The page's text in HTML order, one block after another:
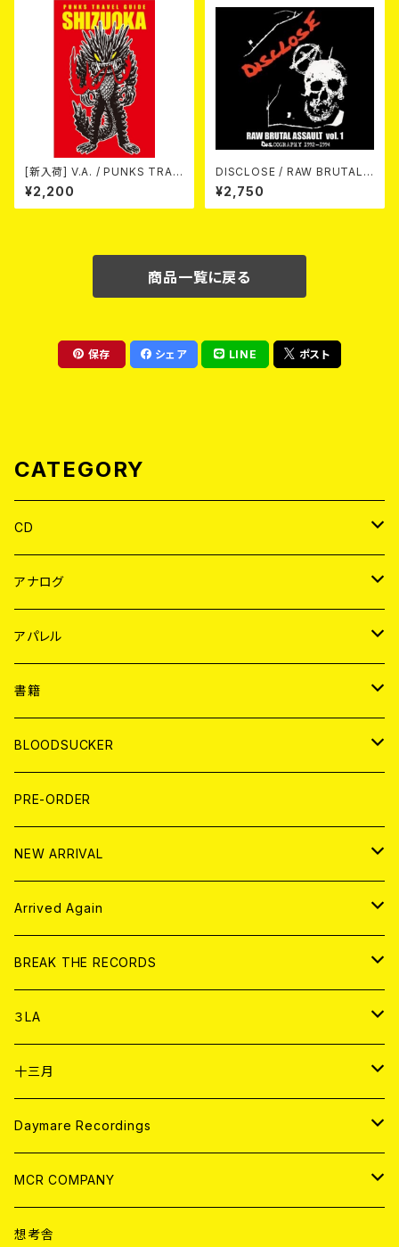
[新入荷] V.A. / PUNKS TRAV
EL GUIDE SHIZUOKA (CD)
¥2,200
DISCLOSE / RAW BRUTAL
ASSAULT Vol.1 : DISCOGRA
PHY 1992-1994 (2CD)
¥2,750
商品一覧に戻る
保存 シェア LINE ポスト
CATEGORY
CD
JAPAN
WORLD
アナログ
JAPAN
７EP
LP
WORLD
7EP
LP
アパレル
JAPAN
T-shirt
HOOD
WORLD
T-shirt
HOOD
書籍
MAGAZINE
BOLLOCKS
EL ZINE
写真集 (PHOTOBOOK)
BLOODSUCKER
CD
アナログ
アパレル
書籍
DIGITAL CONTENTS
PRE-ORDER
NEW ARRIVAL
CD
アナログ
Arrived Again
CD
アナログ
BREAK THE RECORDS
CD
ANALOG
アパレル
３LA
CD
ANALOG
十三月
CD
ANALOG
Daymare Recordings
CD
ANALOG
MCR COMPANY
CD
想考舎